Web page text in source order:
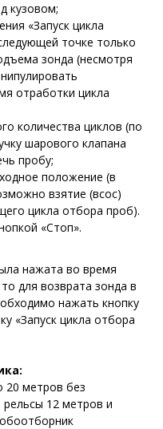
кузовом;
«Запуск цикла
точке только
зонда (несмотря
отработки цикла
количества циклов (по
шарового клапана
пробу;
положение (в
взятие (всос)
цикла отбора проб).
«Стоп».
нажата во время
для возврата зонда в
нажать кнопку
«Запуск цикла отбора
20 метров без
12 метров и